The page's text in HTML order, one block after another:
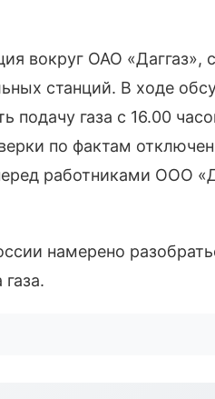
вокруг ОАО «Даггаз»,
станций. В ходе
подачу газа с 16.00
по фактам
работниками ООО
намерено